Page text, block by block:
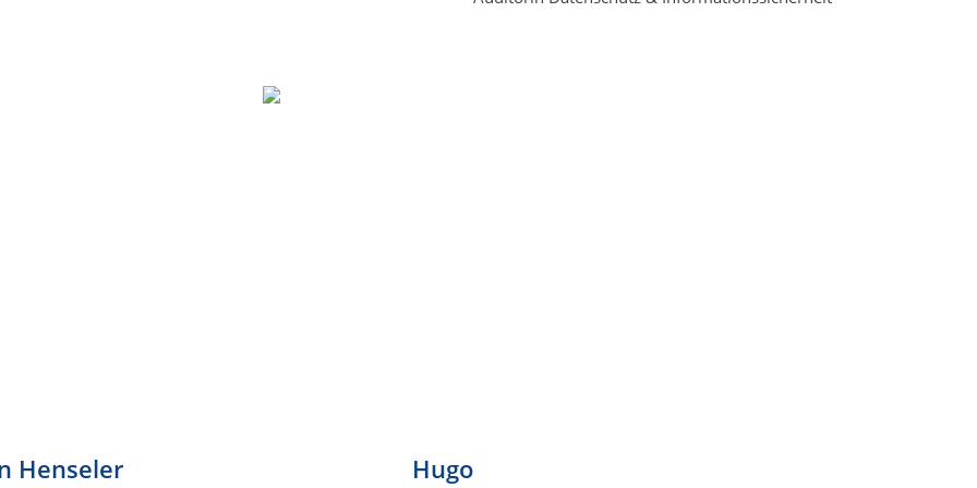
Henseler Hugo